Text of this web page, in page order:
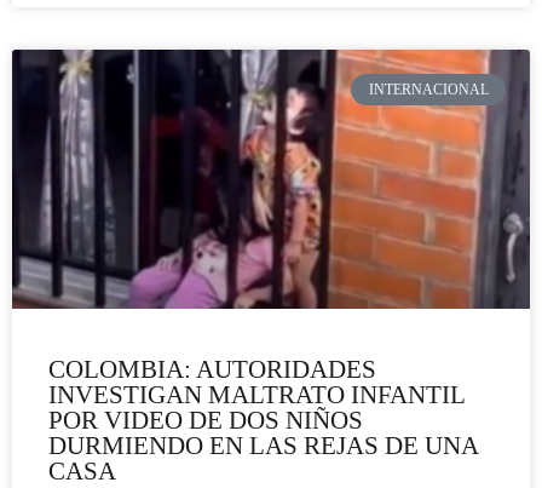
INTERNACIONAL
COLOMBIA: AUTORIDADES
INVESTIGAN MALTRATO INFANTIL
POR VIDEO DE DOS NIÑOS
DURMIENDO EN LAS REJAS DE UNA
CASA